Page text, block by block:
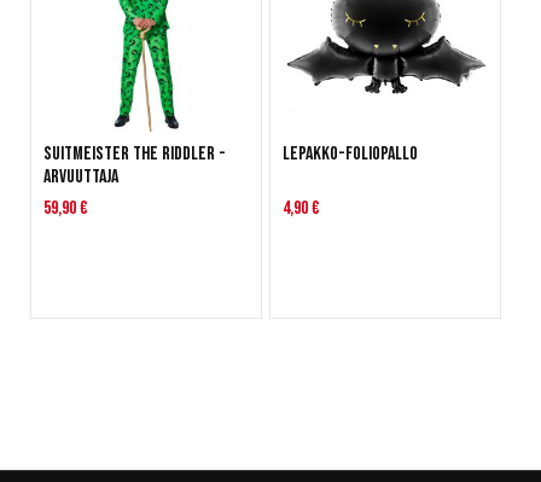
Suitmeister The Riddler -
Arvuuttaja
59,90 €
Lepakko-foliopallo
4,90 €